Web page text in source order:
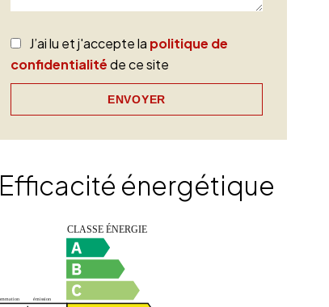
J’ai lu et j'accepte la politique de
confidentialitéde ce site
ENVOYER
Efficacité énergétique